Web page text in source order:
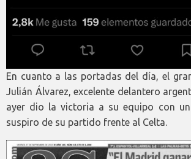
En cuanto a las portadas del día, el
Julián Álvarez, excelente delantero
ayer dio la victoria a su equipo con
suspiro de su partido frente al Celta.